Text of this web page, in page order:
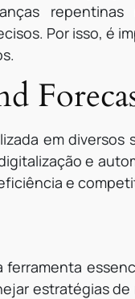
repentinas
Por isso, é
em
e
e
ferramenta
estratégias